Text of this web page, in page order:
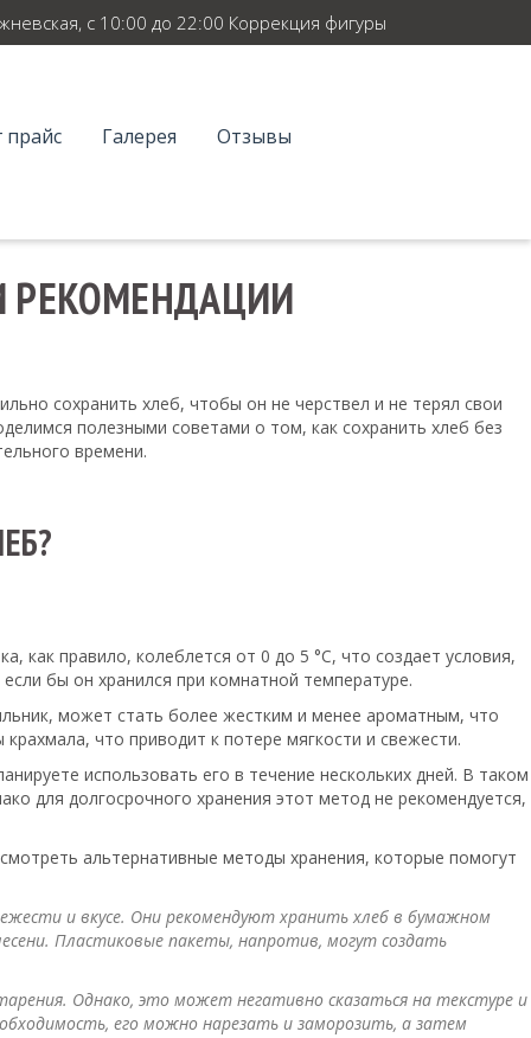
с 10:00 до 22:00 Коррекция фигуры
прайс Галерея Отзывы
РЕКОМЕНДАЦИИ
сохранить хлеб, чтобы он не черствел и не терял свои
полезными советами о том, как сохранить хлеб без
времени.
как правило, колеблется от 0 до 5 °С, что создает условия,
бы он хранился при комнатной температуре.
может стать более жестким и менее ароматным, что
что приводит к потере мягкости и свежести.
использовать его в течение нескольких дней. В таком
для долгосрочного хранения этот метод не рекомендуется,
альтернативные методы хранения, которые помогут
и вкусе. Они рекомендуют хранить хлеб в бумажном
Пластиковые пакеты, напротив, могут создать
Однако, это может негативно сказаться на текстуре и
его можно нарезать и заморозить, а затем